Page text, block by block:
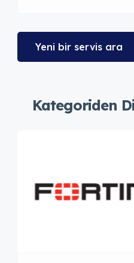
Yeni bir servis ara
Kategoriden